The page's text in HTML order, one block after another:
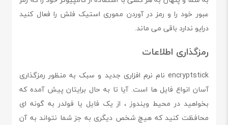
عبور خود را و رمز در آوردن مموری استیک فلش را فعال کنید
درایو ندارد باقی می ماند.
رمزگذاری اطلاعات
encryptstick نام نرم افزاری جدید و سبک به منظور رمزگذاری
آسان انواع فایل ها است. آیا تا به حال برایتان پیش آمده که
بخواهید در محیط ویندوز ، از یک فایل یا فولدر به گونه ای
محافظت کنید که هیچ شخص دیگری به جز شما نتواند به آن